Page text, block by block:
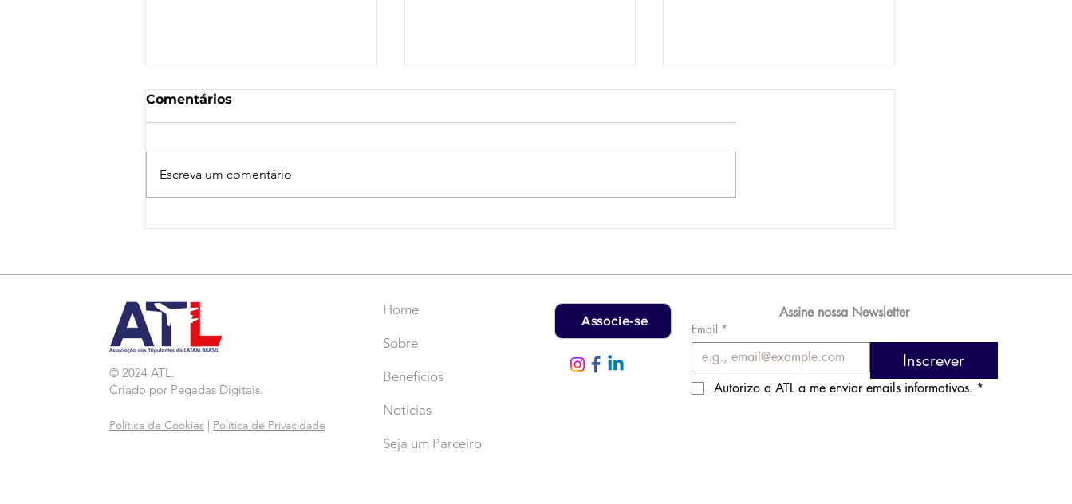
Comentários
Escreva um comentário
© 2024 ATL.
Criado por Pegadas Digitais.
Política de Cookies Política de Privacidade
Home
Sobre
Benefícios
Notícias
Seja um Parceiro
Associe-se
Assine nossa Newsletter
Email *
Inscrever
Autorizo a ATL a me enviar emails informativos. *